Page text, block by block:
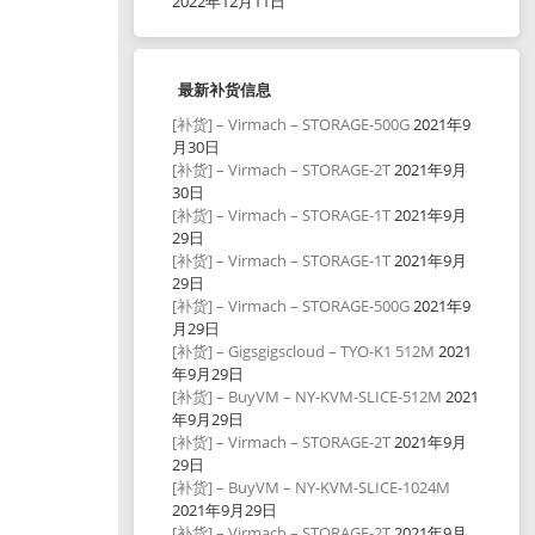
最新补货信息
[补货] – Virmach – STORAGE-500G2021年9
月30日
[补货] – Virmach – STORAGE-2T2021年9月
30日
[补货] – Virmach – STORAGE-1T2021年9月
29日
[补货] – Virmach – STORAGE-1T2021年9月
29日
[补货] – Virmach – STORAGE-500G2021年9
月29日
[补货] – Gigsgigscloud – TYO-K1 512M 2021
年9月29日
[补货] – BuyVM – NY-KVM-SLICE-512M 2021
年9月29日
[补货] – Virmach – STORAGE-2T2021年9月
29日
[补货] – BuyVM – NY-KVM-SLICE-1024M
2021年9月29日